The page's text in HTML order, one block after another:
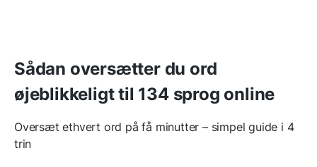
Sådan oversætter du ord
øjeblikkeligt til 134 sprog online
Oversæt ethvert ord på få minutter – simpel guide i 4
trin